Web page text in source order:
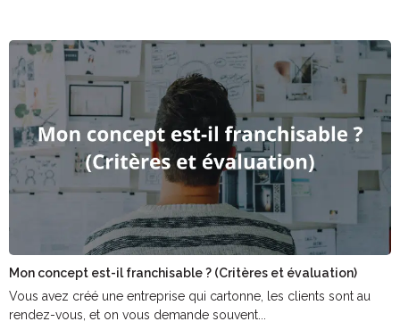
Mon concept est-il franchisable ? (Critères et évaluation)
Vous avez créé une entreprise qui cartonne, les clients sont au
rendez-vous, et on vous demande souvent...